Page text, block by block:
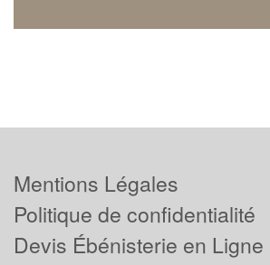
Mentions Légales
Politique de confidentialité
Devis Ébénisterie en Ligne